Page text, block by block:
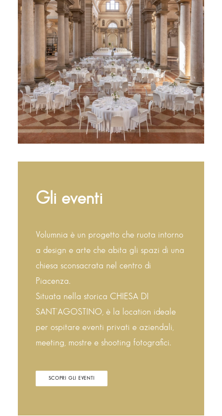
Gli eventi
Volumnia è un progetto che ruota intorno
a design e arte che abita gli spazi di una
chiesa sconsacrata nel centro di
Piacenza.
Situata nella storica CHIESA DI
SANT’AGOSTINO, è la location ideale
per ospitare eventi privati e aziendali,
meeting, mostre e shooting fotografici.
SCOPRI GLI EVENTI